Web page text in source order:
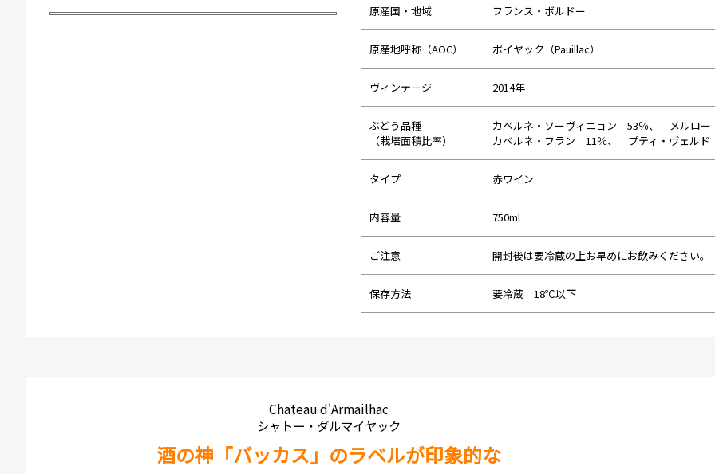
原産国・地域 フランス・ボルドー
原産地呼称（AOC） ポイヤック（Pauillac）
ヴィンテージ 2014年
ぶどう品種
（栽培面積比率）
カベルネ・ソーヴィニョン 53％、 メルロ
カベルネ・フラン 11％、 プティ・ヴェル
タイプ 赤ワイン
内容量 750ml
ご注意 開封後は要冷蔵の上お早めにお飲みください。
保存方法 要冷蔵 18℃以下
Chateau d'Armailhac
シャトー・ダルマイヤック
酒の神「バッカス」のラベルが印象的な